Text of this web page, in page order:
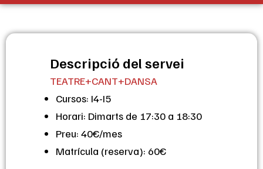
Descripció del servei
TEATRE+CANT+DANSA
Cursos: I4-I5
Horari: Dimarts de 17:30 a 18:30
Preu: 40€/mes
Matrícula (reserva): 60€